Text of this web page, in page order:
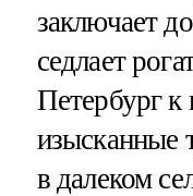
заключает
седлает
Петербург
изысканные
в далеком